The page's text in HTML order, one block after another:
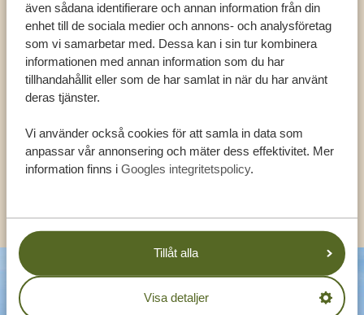
även sådana identifierare och annan information från din
enhet till de sociala medier och annons- och analysföretag
som vi samarbetar med. Dessa kan i sin tur kombinera
informationen med annan information som du har
tillhandahållit eller som de har samlat in när du har använt
deras tjänster.
Vi använder också cookies för att samla in data som
anpassar vår annonsering och mäter dess effektivitet. Mer
information finns i Googles integritetspolicy.
Tillåt alla
Visa detaljer
Ring en expert
FÅ PERSONLIG RÅDGIVNING FRÅN VÅRA
EXPERTER
SV:+31 174 788 108